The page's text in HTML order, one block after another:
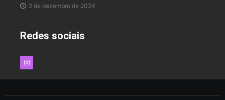
2 de dezembro de 2024
Redes sociais